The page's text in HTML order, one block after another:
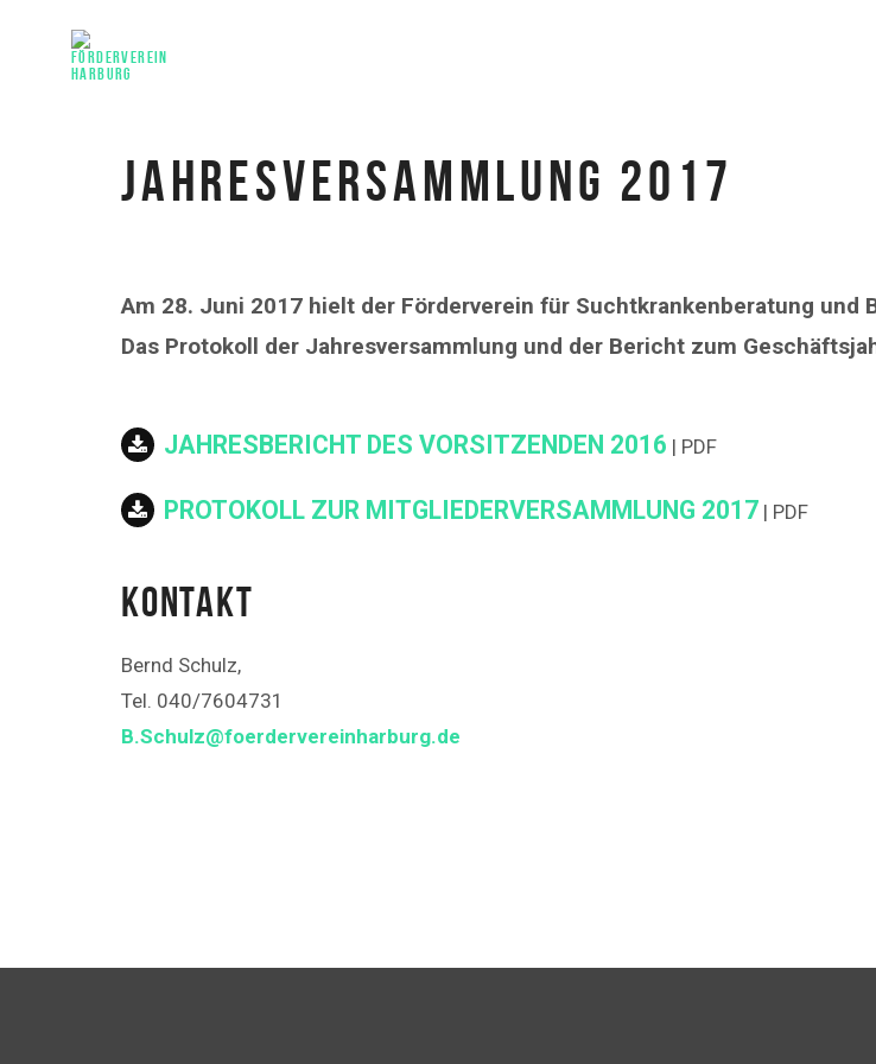
JAHRES­VERSAMMLUNG 2017
Am 28. Juni 2017 hielt der Förderverein für Sucht­kranken­beratung und
Das Protokoll der Jahresversammlung und der Bericht zum
JAHRESBERICHT DES VORSITZENDEN 2016 | PDF
PROTOKOLL ZUR MITGLIEDERVERSAMMLUNG 2017 | PDF
KONTAKT
Bernd Schulz,
Tel. 040/7604731
B.Schulz@foerdervereinharburg.de